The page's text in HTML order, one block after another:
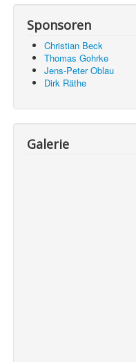
Sponsoren
Christian Beck
Thomas Gohrke
Jens-Peter Oblau
Dirk Räthe
Galerie